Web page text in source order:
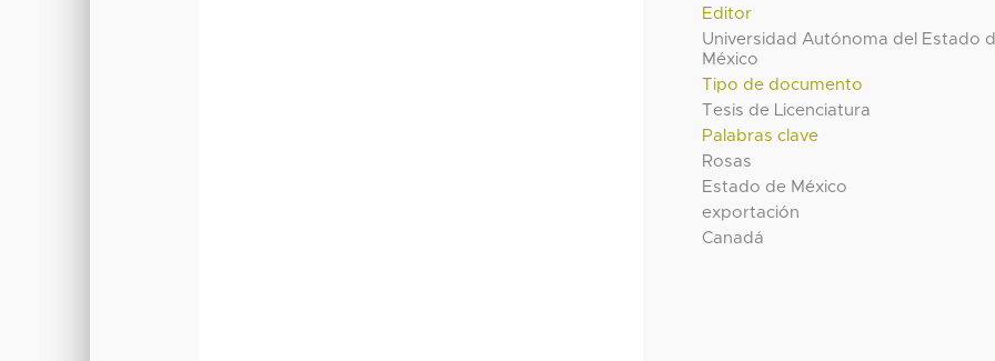
Editor
Universidad Autónoma del Estado
México
Tipo de documento
Tesis de Licenciatura
Palabras clave
Rosas
Estado de México
exportación
Canadá